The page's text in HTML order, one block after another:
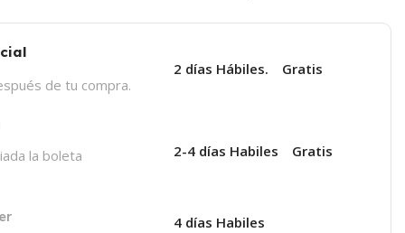
de tu compra.
2 días Hábiles. Gratis
la boleta
2-4 días Habiles Gratis
4 días Habiles